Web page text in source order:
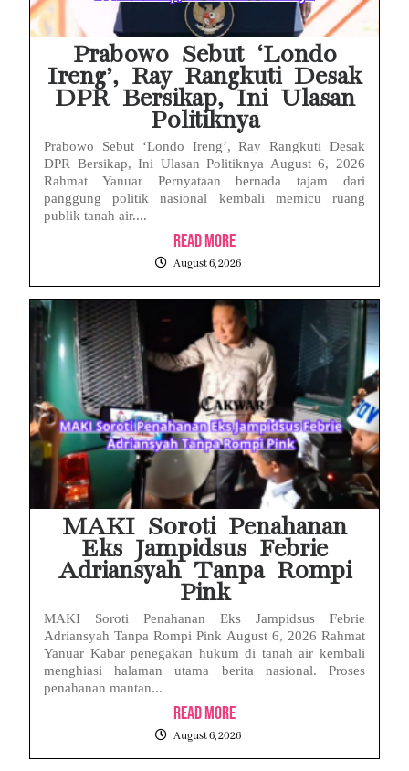
Prabowo Sebut ‘Londo
Ireng’, Ray Rangkuti Desak
DPR Bersikap, Ini Ulasan
Politiknya
Prabowo Sebut ‘Londo Ireng’, Ray Rangkuti Desak
DPR Bersikap, Ini Ulasan Politiknya August 6, 2026
Rahmat Yanuar Pernyataan bernada tajam dari
panggung politik nasional kembali memicu ruang
publik tanah air....
Read More
August 6, 2026
MAKI Soroti Penahanan
Eks Jampidsus Febrie
Adriansyah Tanpa Rompi
Pink
MAKI Soroti Penahanan Eks Jampidsus Febrie
Adriansyah Tanpa Rompi Pink August 6, 2026 Rahmat
Yanuar Kabar penegakan hukum di tanah air kembali
menghiasi halaman utama berita nasional. Proses
penahanan mantan...
Read More
August 6, 2026